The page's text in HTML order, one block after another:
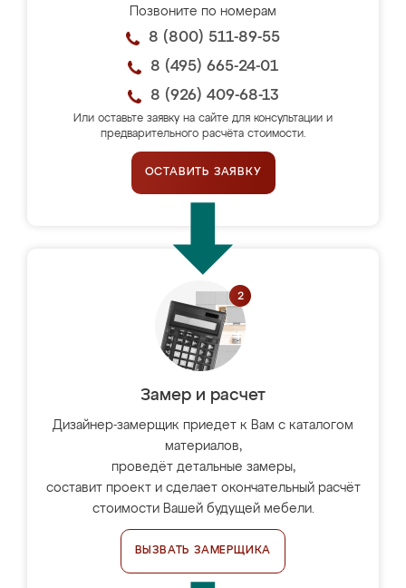
Позвоните по номерам
8 (800) 511-89-55
8 (495) 665-24-01
8 (926) 409-68-13
Или оставьте заявку на сайте для консультации и
предварительного расчёта стоимости.
ОСТАВИТЬ ЗАЯВКУ
Замер и расчет
Дизайнер-замерщик приедет к Вам с каталогом
материалов,
проведёт детальные замеры,
составит проект и сделает окончательный расчёт
стоимости Вашей будущей мебели.
ВЫЗВАТЬ ЗАМЕРЩИКА